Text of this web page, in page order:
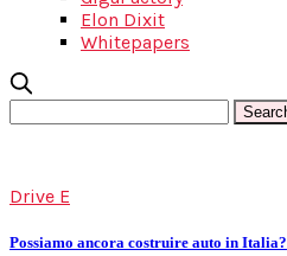
Elon Dixit
Whitepapers
Drive E
Possiamo ancora costruire auto in Italia?